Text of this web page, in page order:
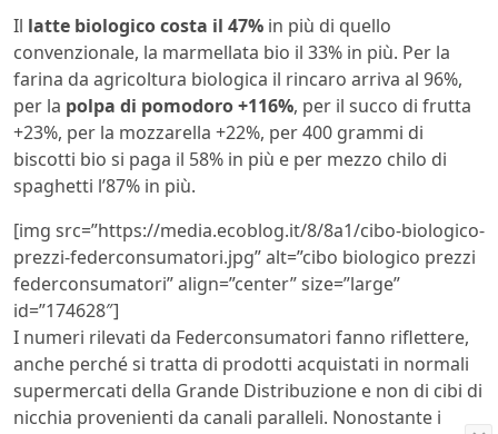
Il latte biologico costa il 47% in più di quello
convenzionale, la marmellata bio il 33% in più. Per la
farina da agricoltura biologica il rincaro arriva al 96%,
per la polpa di pomodoro +116%, per il succo di frutta
+23%, per la mozzarella +22%, per 400 grammi di
biscotti bio si paga il 58% in più e per mezzo chilo di
spaghetti l’87% in più.
[img src=”https://media.ecoblog.it/8/8a1/cibo-biologico-
prezzi-federconsumatori.jpg” alt=”cibo biologico prezzi
federconsumatori” align=”center” size=”large”
id=”174628″]
I numeri rilevati da Federconsumatori fanno riflettere,
anche perché si tratta di prodotti acquistati in normali
supermercati della Grande Distribuzione e non di cibi di
nicchia provenienti da canali paralleli. Nonostante i